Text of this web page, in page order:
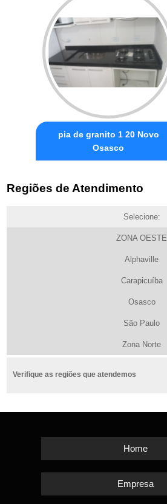
pia de granito 1 20 Novo
Osasco
Regiões de Atendimento
Selecione:
ZONA OESTE
Alphaville
Carapicuíba
Osasco
São Paulo
Zona Norte
Verifique as regiões que atendemos
Home
Empresa